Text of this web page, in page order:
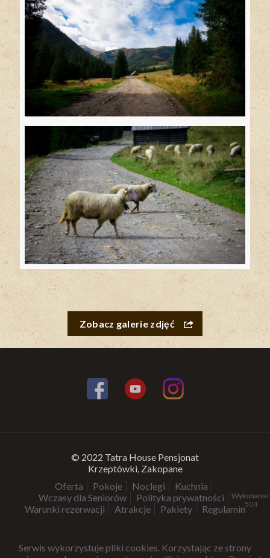
Zobacz galerie zdjęć
© 2022 Tatra House Pensjonat
Krzeptówki, Zakopane
Wykonanie:
504
Oferta Pokoje Noclegi
Kuchnia
Wczasy dla Seniorów
Polityka prywatności
Warunki rezerwacji
Atrakcje Pakiety Regulamin
Serwis wykorzystuje pliki cookies. Korzystając ze strony